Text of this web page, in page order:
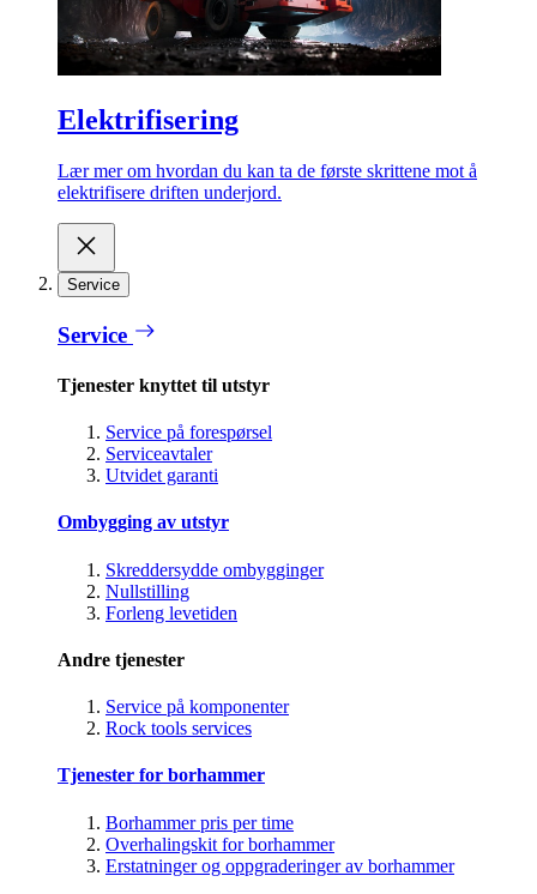
Elektrifisering
Lær mer om hvordan du kan ta de første skrittene mot å
elektrifisere driften underjord.
Service
Service
Tjenester knyttet til utstyr
Service på forespørsel
Serviceavtaler
Utvidet garanti
Ombygging av utstyr
Skreddersydde ombygginger
Nullstilling
Forleng levetiden
Andre tjenester
Service på komponenter
Rock tools services
Tjenester for borhammer
Borhammer pris per time
Overhalingskit for borhammer
Erstatninger og oppgraderinger av borhammer